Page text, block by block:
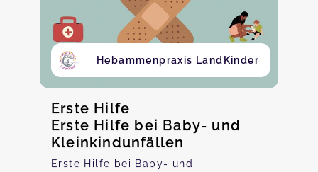
Hebammenpraxis LandKinder
Erste Hilfe
Erste Hilfe bei Baby- und
Kleinkindunfällen
Erste Hilfe bei Baby- und